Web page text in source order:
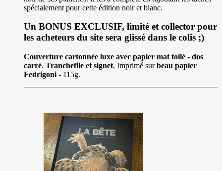
spécialement pour cette édition noir et blanc.
Un BONUS EXCLUSIF, limité et collector pour
les acheteurs du site sera glissé dans le colis ;)
Couverture cartonnée luxe avec papier mat toilé - dos
carré. Tranchefile et signet, Imprimé surbeau papier
Fedrigoni - 115g.